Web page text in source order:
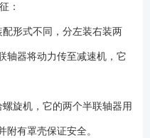
：
形式不同，分左装右装两
轴器将动力传至减速机，它
旋机，它的两个半联轴器用
有罩壳保证安全。